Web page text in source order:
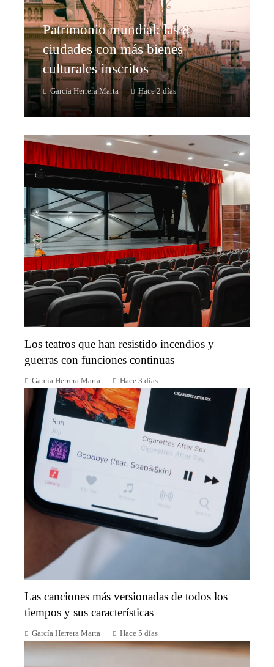
Patrimonio mundial: las 8
ciudades con más bienes
culturales inscritos
García Herrera Marta Hace 2 días
Los teatros que han resistido incendios y
guerras con funciones continuas
García Herrera Marta Hace 3 días
Las canciones más versionadas de todos los
tiempos y sus características
García Herrera Marta Hace 5 días